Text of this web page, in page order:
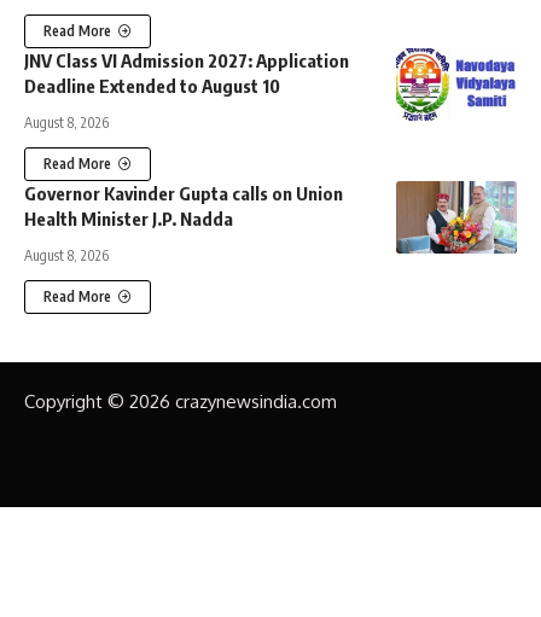
Read More
JNV Class VI Admission 2027: Application
Deadline Extended to August 10
August 8, 2026
Read More
Governor Kavinder Gupta calls on Union
Health Minister J.P. Nadda
August 8, 2026
Read More
Copyright © 2026 crazynewsindia.com